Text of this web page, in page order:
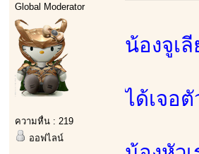
Global Moderator
ความหื่น : 219
ออฟไลน์
น้องจูเ
ได้เจอ